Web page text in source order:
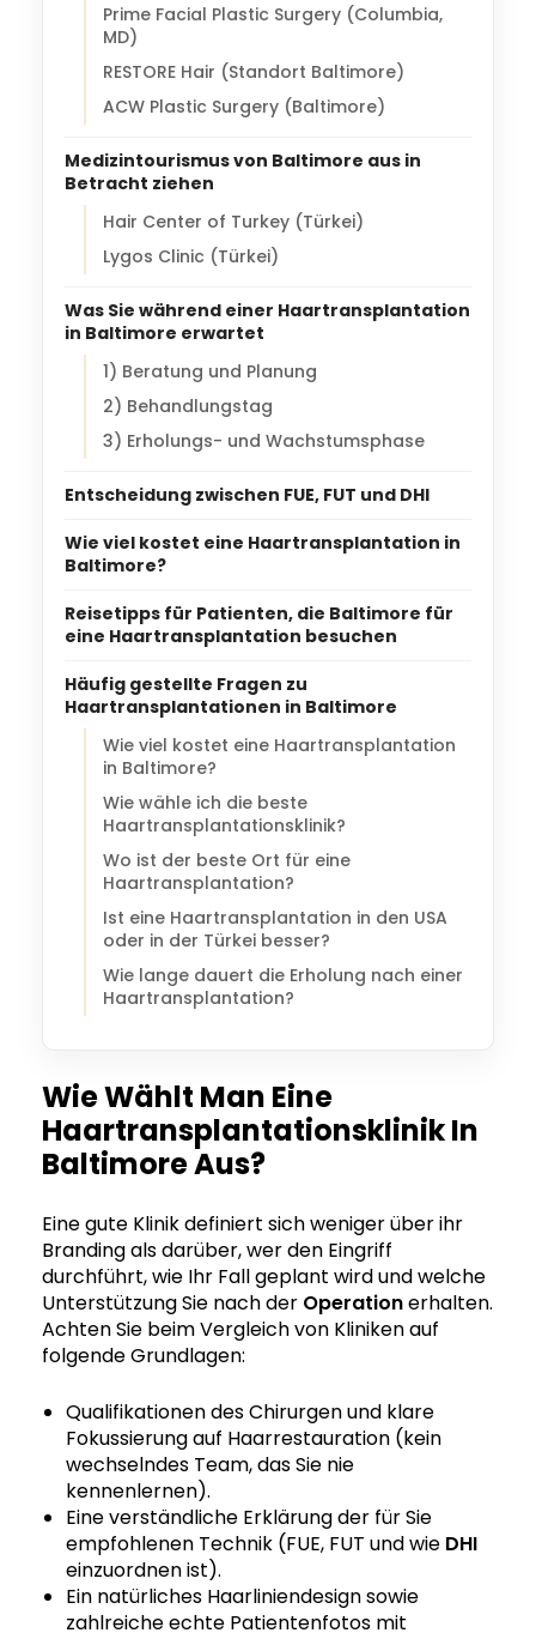
Prime Facial Plastic Surgery (Columbia,
MD)
RESTORE Hair (Standort Baltimore)
ACW Plastic Surgery (Baltimore)
Medizintourismus von Baltimore aus in
Betracht ziehen
Hair Center of Turkey (Türkei)
Lygos Clinic (Türkei)
Was Sie während einer Haartransplantation
in Baltimore erwartet
1) Beratung und Planung
2) Behandlungstag
3) Erholungs- und Wachstumsphase
Entscheidung zwischen FUE, FUT und DHI
Wie viel kostet eine Haartransplantation in
Baltimore?
Reisetipps für Patienten, die Baltimore für
eine Haartransplantation besuchen
Häufig gestellte Fragen zu
Haartransplantationen in Baltimore
Wie viel kostet eine Haartransplantation
in Baltimore?
Wie wähle ich die beste
Haartransplantationsklinik?
Wo ist der beste Ort für eine
Haartransplantation?
Ist eine Haartransplantation in den USA
oder in der Türkei besser?
Wie lange dauert die Erholung nach einer
Haartransplantation?
Wie Wählt Man Eine
Haartransplantationsklinik In
Baltimore Aus?
Eine gute Klinik definiert sich weniger über ihr
Branding als darüber, wer den Eingriff
durchführt, wie Ihr Fall geplant wird und welche
Unterstützung Sie nach der Operationerhalten.
Achten Sie beim Vergleich von Kliniken auf
folgende Grundlagen:
Qualifikationen des Chirurgen und klare
Fokussierung auf Haarrestauration (kein
wechselndes Team, das Sie nie
kennenlernen).
Eine verständliche Erklärung der für Sie
empfohlenen Technik (FUE, FUT und wie DHI
einzuordnen ist).
Ein natürliches Haarliniendesign sowie
zahlreiche echte Patientenfotos mit